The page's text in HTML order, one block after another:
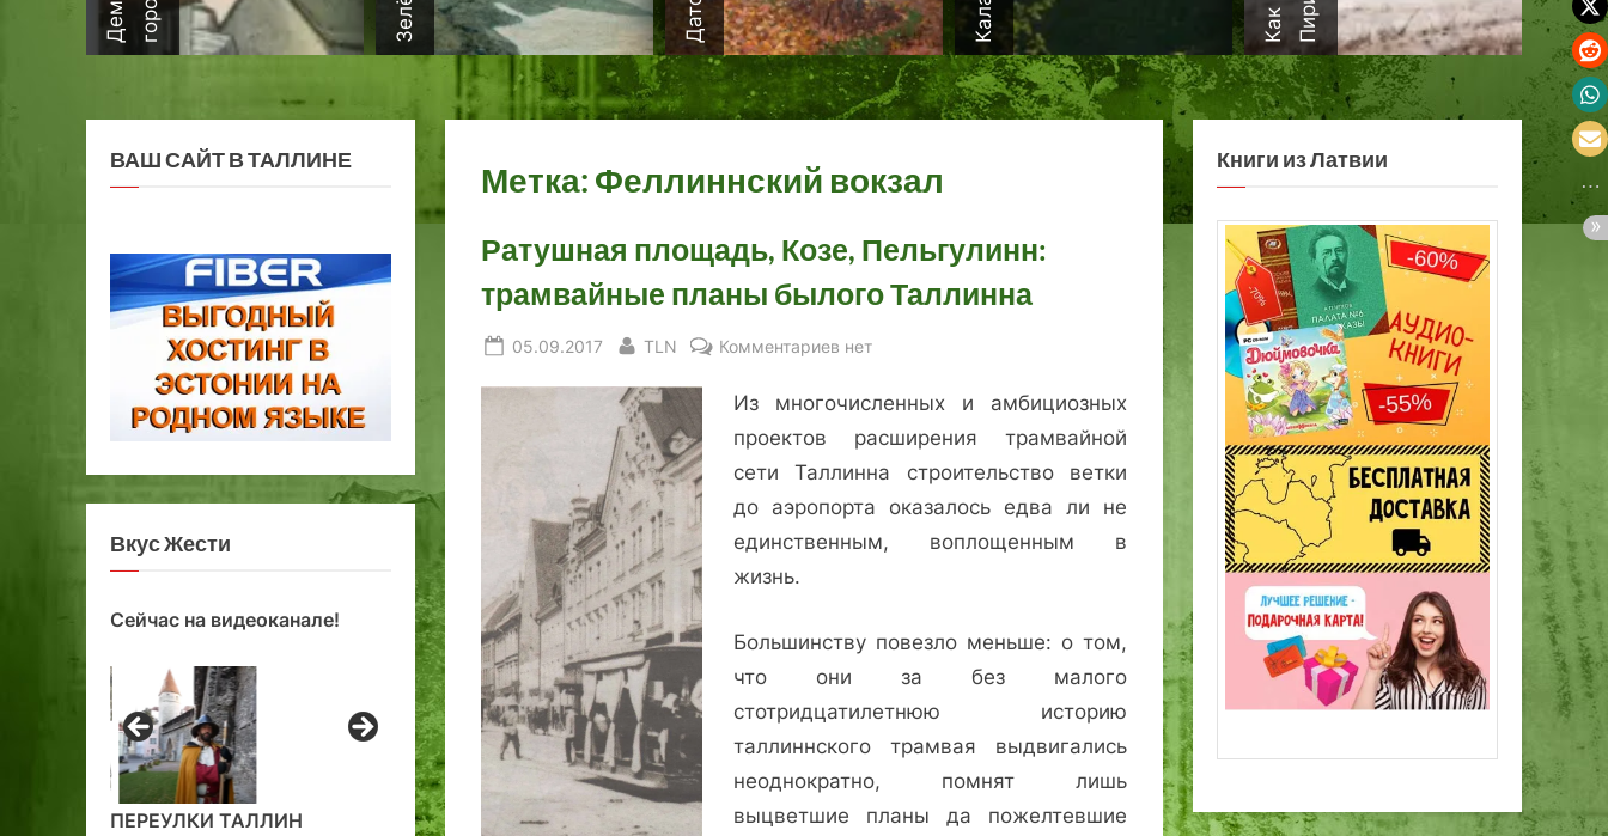
Метка: Феллиннский вокзал
Ратушная площадь, Козе, Пельгулинн:
трамвайные планы былого Таллинна
Posted
05.09.2017 By
TLN Комментариев к
Ратушная
площадь,
Козе,
трамвайные
планы
нет
Из многочисленных и амбициозных
проектов расширения трамвайной
сети Таллинна строительство ветки
до аэропорта оказалось едва ли не
единственным, воплощенным в
жизнь.
Большинству повезло меньше: о том,
что они за без малого
стотридцатилетнюю историю
таллиннского трамвая выдвигались
неоднократно, помнят лишь
выцветшие планы да пожелтевшие
ВАШ САЙТ В ТАЛЛИНЕ
Вкус Жести
Сейчас на видеоканале!
ПЕРЕУЛКИ ТАЛЛИН
Книги из Латвии